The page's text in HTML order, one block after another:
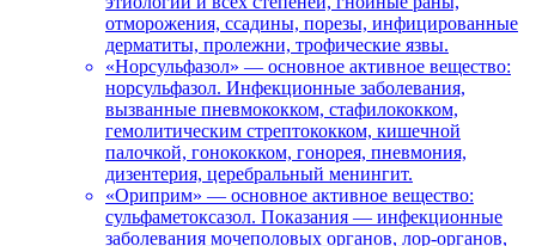
отморожения, ссадины, порезы, инфицированные
дерматиты, пролежни, трофические язвы.
«Норсульфазол» — основное активное вещество:
норсульфазол. Инфекционные заболевания,
вызванные пневмококком, стафилококком,
гемолитическим стрептококком, кишечной
палочкой, гонококком, гонорея, пневмония,
дизентерия, церебральный менингит.
«Ориприм» — основное активное вещество:
сульфаметоксазол. Показания — инфекционные
заболевания мочеполовых органов, лор-органов,